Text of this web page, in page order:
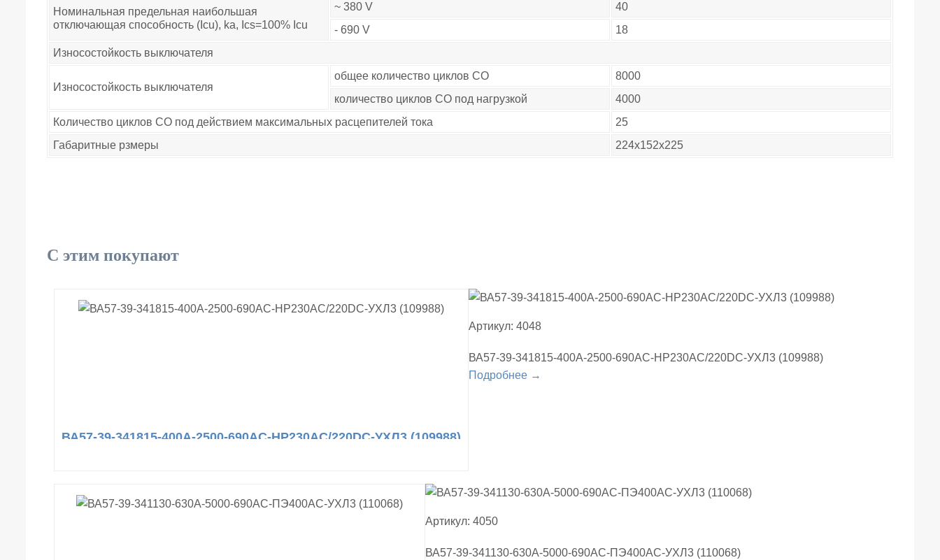
Номинальная предельная наибольшая
отключающая способность (Icu), ka, Ics=100% Icu
~ 380 V
40
- 690 V
18
Износостойкость выключателя
Износостойкость выключателя
общее количество циклов СО
8000
количество циклов СО под нагрузкой
4000
Количество циклов СО под действием максимальных расцепителей тока
25
Габаритные рзмеры
224х152х225
С этим покупают
ВА57-39-341815-400А-2500-690AC-НР230AC/220DC-УХЛ3 (109988)
Артикул: 4048
ВА57-39-341815-400А-2500-690AC-НР230AC/220DC-УХЛ3 (109988)
Подробнее →
Артикул: 4050
ВА57-39-341130-630А-5000-690AC-ПЭ400AC-УХЛ3 (110068)